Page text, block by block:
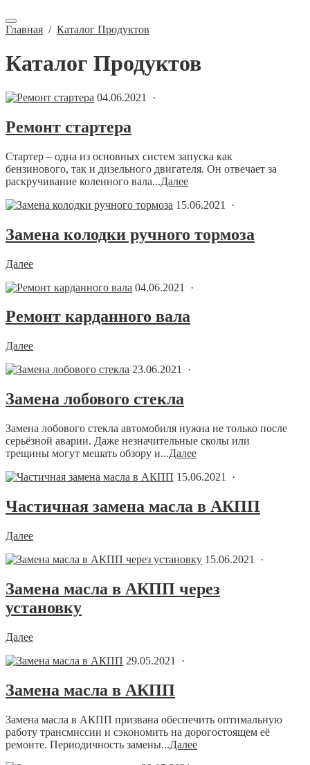
Главная / Каталог Продуктов
Каталог Продуктов
04.06.2021 ·
Ремонт стартера
Стартер – одна из основных систем запуска как
бензинового, так и дизельного двигателя. Он отвечает за
раскручивание коленного вала...Далее
15.06.2021 ·
Замена колодки ручного тормоза
Далее
04.06.2021 ·
Ремонт карданного вала
Далее
23.06.2021 ·
Замена лобового стекла
Замена лобового стекла автомобиля нужна не только после
серьёзной аварии. Даже незначительные сколы или
трещины могут мешать обзору и...Далее
15.06.2021 ·
Частичная замена масла в АКПП
Далее
15.06.2021 ·
Замена масла в АКПП через
установку
Далее
29.05.2021 ·
Замена масла в АКПП
Замена масла в АКПП призвана обеспечить оптимальную
работу трансмиссии и сэкономить на дорогостоящем её
ремонте. Периодичность замены...Далее